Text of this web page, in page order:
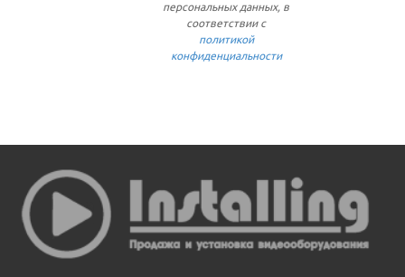
персональных данных, в
соответствии с
политикой
конфиденциальности